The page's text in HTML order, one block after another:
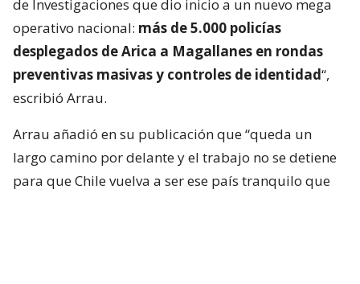
de Investigaciones que dio inicio a un nuevo mega
operativo nacional: más de 5.000 policías
desplegados de Arica a Magallanes en rondas
preventivas masivas y controles de identidad“,
escribió Arrau.
Arrau añadió en su publicación que “queda un
largo camino por delante y el trabajo no se detiene
para que Chile vuelva a ser ese país tranquilo que